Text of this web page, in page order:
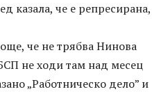
казала, че е репресирана,
че не трябва Нинова
не ходи там над месец
„Работническо дело” и